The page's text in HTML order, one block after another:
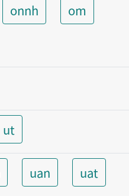
onnh
om
ut
uan
uat